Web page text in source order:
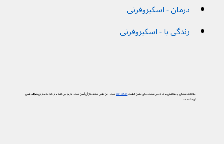
درمان - اسکیزوفرنی
زندگی با - اسکیزوفرنی
اطلاعات پزشکی و بهداشتی ما در دیجی‌پزشک دارای نشان کیفیتPIF TICKاست. این یعنی استفاده از آن آسان است، به‌روز می‌باشد و بر پایه جدیدترین شواهد علمی
تهیه شده است.